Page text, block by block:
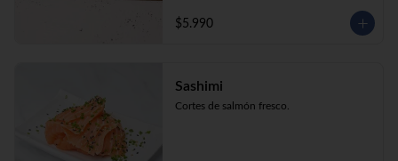
$5.990
Sashimi
Cortes de salmón fresco.